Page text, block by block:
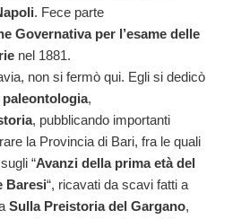
. Fece parte
Governativa per l’esame delle
nel 1881.
non si fermò qui. Egli si dedicò
paleontologia,
, pubblicando importanti
la Provincia di Bari, fra le quali
“Avanzi della prima età del
Baresi“, ricavati da scavi fatti a
Sulla Preistoria del Gargano,